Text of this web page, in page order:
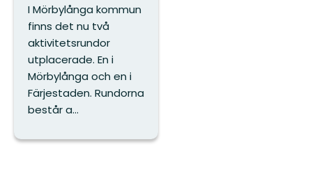
I Mörbylånga kommun
finns det nu två
aktivitetsrundor
utplacerade. En i
Mörbylånga och en i
Färjestaden. Rundorna
består a...